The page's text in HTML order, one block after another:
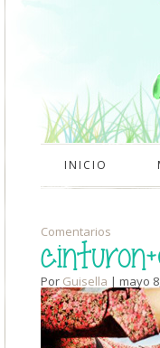
INICIO
Comentarios
Por Guisella | mayo